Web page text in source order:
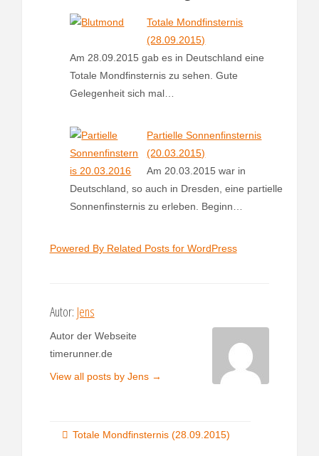
o
k
e
s
p
p
Totale Mondfinsternis
(28.09.2015)
Am 28.09.2015 gab es in Deutschland eine
Totale Mondfinsternis zu sehen. Gute
Gelegenheit sich mal…
Partielle Sonnenfinsternis
(20.03.2015)
Am 20.03.2015 war in
Deutschland, so auch in Dresden, eine partielle
Sonnenfinsternis zu erleben. Beginn…
Powered By Related Posts for WordPress
Autor: Jens
Autor der Webseite
timerunner.de
View all posts by Jens →
Totale Mondfinsternis (28.09.2015)